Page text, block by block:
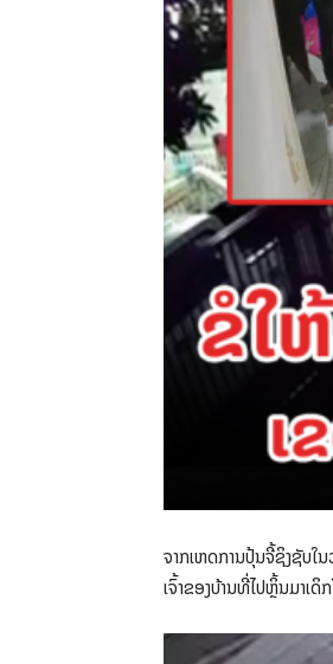
ຈາກເຫດການປຸ້ນຈີ້ຊິງຊັບໃ
ເຈົ້າຂອງບ້ານທີ່ໄປຫຼິ້ນມາເດິ